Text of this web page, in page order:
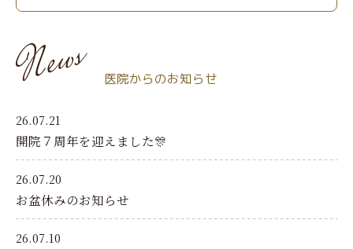
医院からのお知らせ
26.07.21
開院７周年を迎えました🎊
26.07.20
お盆休みのお知らせ
26.07.10